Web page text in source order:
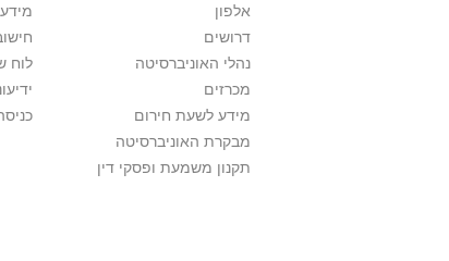
אלפון
דרושים
נהלי האוניברסיטה
מכרזים
מידע לשעת חירום
מבקרת האוניברסיטה
תקנון משמעת ופסקי דין
לוח